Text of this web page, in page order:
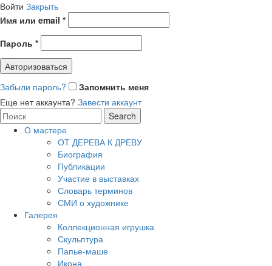
Войти Закрыть
Имя или email *
Пароль *
Авторизоваться
Забыли пароль?
Запомнить меня
Еще нет аккаунта? Завести аккаунт
Search
for:
Search
О мастере
ОТ ДЕРЕВА К ДРЕВУ
Биография
Публикации
Участие в выставках
Словарь терминов
СМИ о художнике
Галерея
Коллекционная игрушка
Скульптура
Папье-маше
Икона